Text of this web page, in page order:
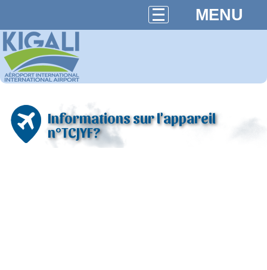
MENU
Informations sur l'appareil
n°TCJYF?